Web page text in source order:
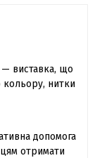
— виставка, що
нитки
допомога
отримати